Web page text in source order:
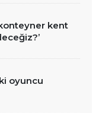
kent
oyuncu